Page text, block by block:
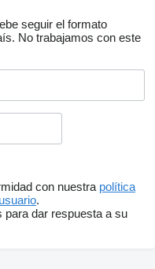
seguir el formato
No trabajamos con este
con nuestra política
.
dar respuesta a su